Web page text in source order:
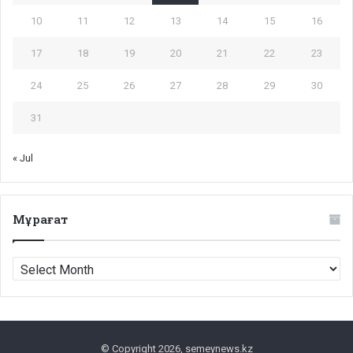
10 11 12 13 14 15 16
17 18 19 20 21 22 23
24 25 26 27 28 29 30
31
« Jul
Мұрағат
Мұрағат
© Copyright 2026, semeynews.kz